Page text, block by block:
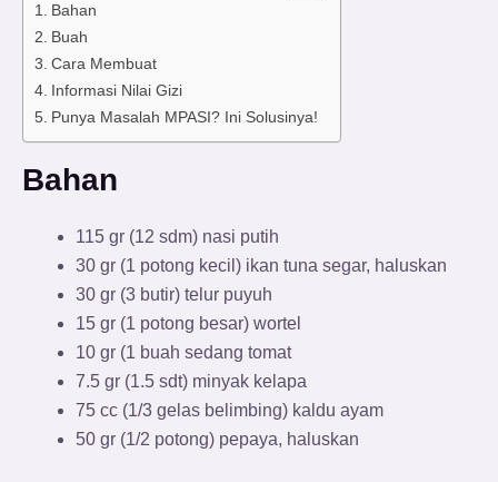
Bahan
Buah
Cara Membuat
Informasi Nilai Gizi
Punya Masalah MPASI? Ini Solusinya!
Bahan
115 gr (12 sdm) nasi putih
30 gr (1 potong kecil) ikan tuna segar, haluskan
30 gr (3 butir) telur puyuh
15 gr (1 potong besar) wortel
10 gr (1 buah sedang tomat
7.5 gr (1.5 sdt) minyak kelapa
75 cc (1/3 gelas belimbing) kaldu ayam
50 gr (1/2 potong) pepaya, haluskan